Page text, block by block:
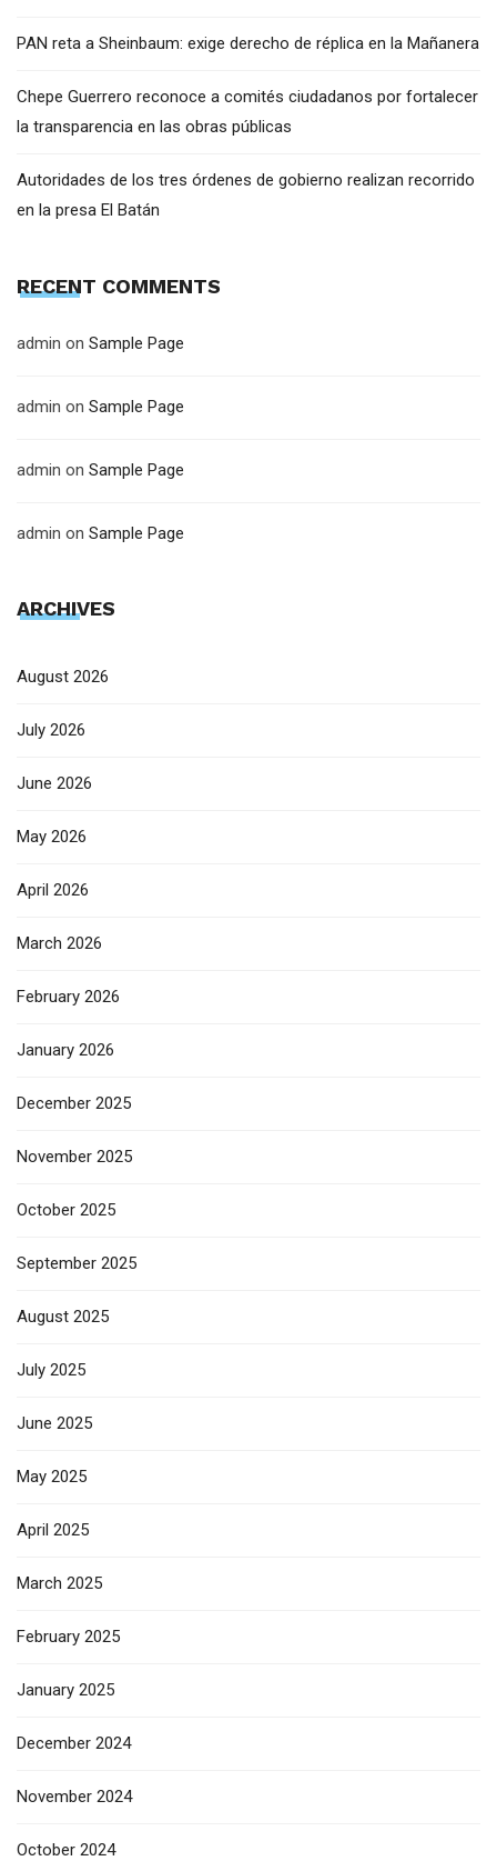
PAN reta a Sheinbaum: exige derecho de réplica en la Mañanera
Chepe Guerrero reconoce a comités ciudadanos por fortalecer
la transparencia en las obras públicas
Autoridades de los tres órdenes de gobierno realizan recorrido
en la presa El Batán
RECENT COMMENTS
admin on Sample Page
admin on Sample Page
admin on Sample Page
admin on Sample Page
ARCHIVES
August 2026
July 2026
June 2026
May 2026
April 2026
March 2026
February 2026
January 2026
December 2025
November 2025
October 2025
September 2025
August 2025
July 2025
June 2025
May 2025
April 2025
March 2025
February 2025
January 2025
December 2024
November 2024
October 2024